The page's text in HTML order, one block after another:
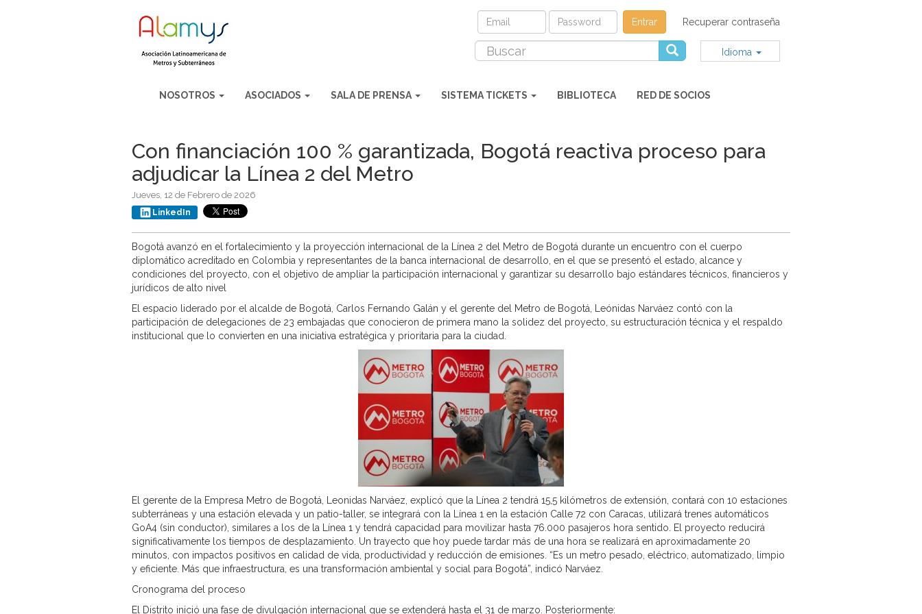
Entrar Recuperar contraseña
Idioma
NOSOTROS ASOCIADOS SALA DE PRENSA SISTEMA TICKETS BIBLIOTECA RED DE SOCIOS
Con financiación 100 % garantizada, Bogotá reactiva proceso para
adjudicar la Línea 2 del Metro
Jueves, 12 de Febrero de 2026
LinkedIn
Bogotá avanzó en el fortalecimiento y la proyección internacional de la Línea 2 del Metro de Bogotá durante un encuentro con el cuerpo
diplomático acreditado en Colombia y representantes de la banca internacional de desarrollo, en el que se presentó el estado, alcance y
condiciones del proyecto, con el objetivo de ampliar la participación internacional y garantizar su desarrollo bajo estándares técnicos, financieros y
jurídicos de alto nivel
El espacio liderado por el alcalde de Bogotá, Carlos Fernando Galán y el gerente del Metro de Bogotá, Leónidas Narváez contó con la
participación de delegaciones de 23 embajadas que conocieron de primera mano la solidez del proyecto, su estructuración técnica y el respaldo
institucional que lo convierten en una iniciativa estratégica y prioritaria para la ciudad.
El gerente de la Empresa Metro de Bogotá, Leonidas Narváez, explicó que la Línea 2 tendrá 15,5 kilómetros de extensión, contará con 10 estaciones
subterráneas y una estación elevada y un patio-taller, se integrará con la Línea 1 en la estación Calle 72 con Caracas, utilizará trenes automáticos
GoA4 (sin conductor), similares a los de la Línea 1 y tendrá capacidad para movilizar hasta 76.000 pasajeros hora sentido. El proyecto reducirá
significativamente los tiempos de desplazamiento. Un trayecto que hoy puede tardar más de una hora se realizará en aproximadamente 20
minutos, con impactos positivos en calidad de vida, productividad y reducción de emisiones. “Es un metro pesado, eléctrico, automatizado, limpio
y eficiente. Más que infraestructura, es una transformación ambiental y social para Bogotá”, indicó Narváez.
Cronograma del proceso
El Distrito inició una fase de divulgación internacional que se extenderá hasta el 31 de marzo. Posteriormente: